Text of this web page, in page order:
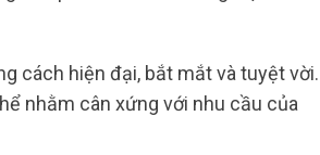
cách hiện đại, bắt mắt và tuyệt vời.
nhằm cân xứng với nhu cầu của